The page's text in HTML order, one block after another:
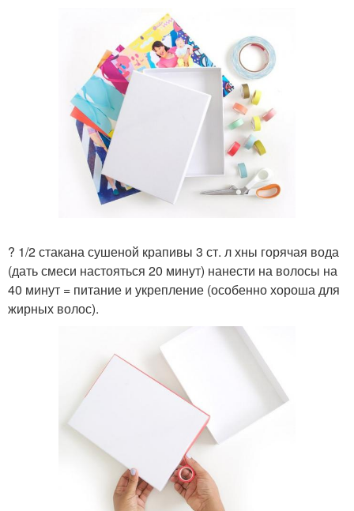
? 1/2 стакана сушеной крапивы 3 ст. л хны горячая вода
(дать смеси настояться 20 минут) нанести на волосы на
40 минут = питание и укрепление (особенно хороша для
жирных волос).